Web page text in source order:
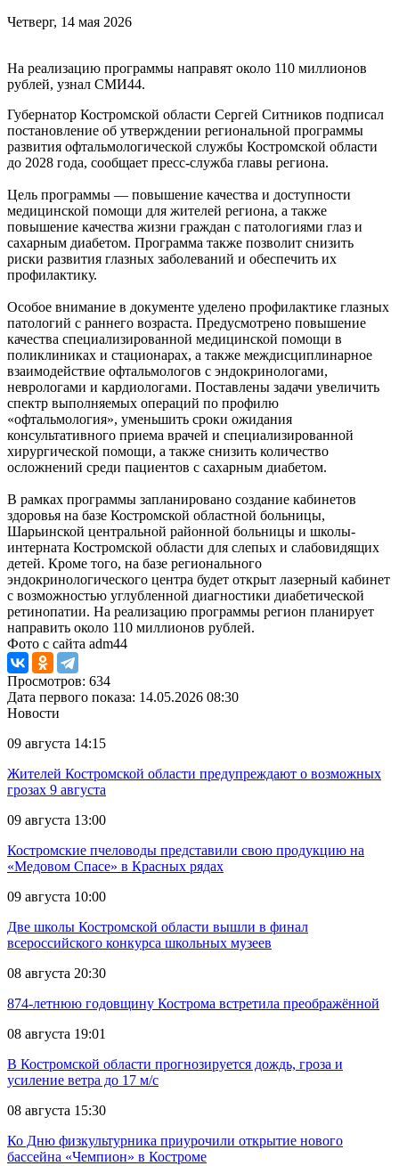
Четверг, 14 мая 2026
На реализацию программы направят около 110 миллионов
рублей, узнал СМИ44.
Губернатор Костромской области Сергей Ситников подписал
постановление об утверждении региональной программы
развития офтальмологической службы Костромской области
до 2028 года, сообщает пресс-служба главы региона.
Цель программы — повышение качества и доступности
медицинской помощи для жителей региона, а также
повышение качества жизни граждан с патологиями глаз и
сахарным диабетом. Программа также позволит снизить
риски развития глазных заболеваний и обеспечить их
профилактику.
Особое внимание в документе уделено профилактике глазных
патологий с раннего возраста. Предусмотрено повышение
качества специализированной медицинской помощи в
поликлиниках и стационарах, а также междисциплинарное
взаимодействие офтальмологов с эндокринологами,
неврологами и кардиологами. Поставлены задачи увеличить
спектр выполняемых операций по профилю
«офтальмология», уменьшить сроки ожидания
консультативного приема врачей и специализированной
хирургической помощи, а также снизить количество
осложнений среди пациентов с сахарным диабетом.
В рамках программы запланировано создание кабинетов
здоровья на базе Костромской областной больницы,
Шарьинской центральной районной больницы и школы-
интерната Костромской области для слепых и слабовидящих
детей. Кроме того, на базе регионального
эндокринологического центра будет открыт лазерный кабинет
с возможностью углубленной диагностики диабетической
ретинопатии. На реализацию программы регион планирует
направить около 110 миллионов рублей.
Фото с сайта adm44
Просмотров: 634
Дата первого показа: 14.05.2026 08:30
Новости
09 августа 14:15
Жителей Костромской области предупреждают о возможных
грозах 9 августа
09 августа 13:00
Костромские пчеловоды представили свою продукцию на
«Медовом Спасе» в Красных рядах
09 августа 10:00
Две школы Костромской области вышли в финал
всероссийского конкурса школьных музеев
08 августа 20:30
874-летнюю годовщину Кострома встретила преображённой
08 августа 19:01
В Костромской области прогнозируется дождь, гроза и
усиление ветра до 17 м/с
08 августа 15:30
Ко Дню физкультурника приурочили открытие нового
бассейна «Чемпион» в Костроме